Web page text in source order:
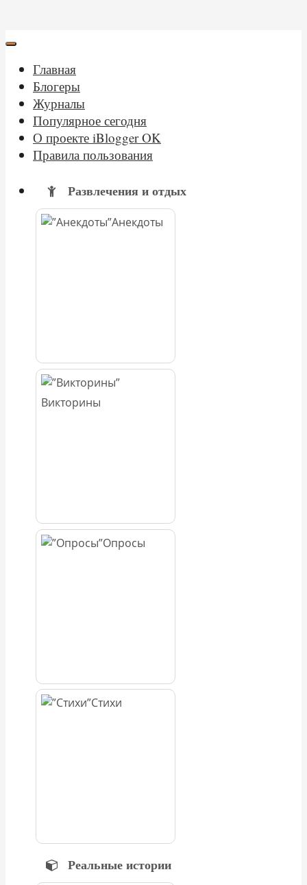
Главная
Блогеры
Журналы
Популярное сегодня
О проекте iBlogger OK
Правила пользования
Развлечения и отдых
Анекдоты
Викторины
Опросы
Стихи
Реальные истории